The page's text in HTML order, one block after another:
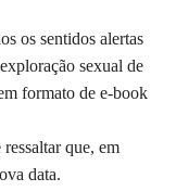
os sentidos alertas
sexual de
formato de e-book
ressaltar que, em
data.